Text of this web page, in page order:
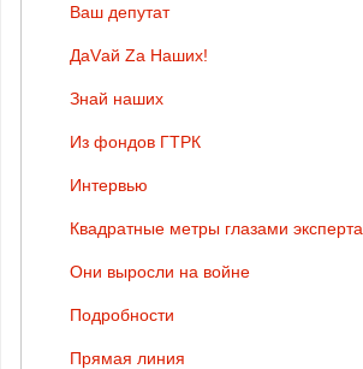
Ваш депутат
ДаVай Zа Наших!
Знай наших
Из фондов ГТРК
Интервью
Квадратные метры глазами эксперта
Они выросли на войне
Подробности
Прямая линия